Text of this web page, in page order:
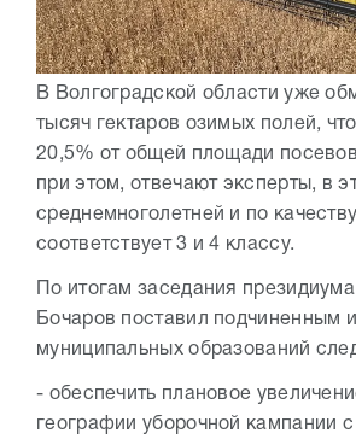
В Волгоградской области уже
тысяч гектаров озимых полей,
20,5% от общей площади
при этом, отвечают эксперты, в
среднемноголетней и по
соответствует 3 и 4 классу.
По итогам заседания
Бочаров поставил подчиненным
муниципальных образований
- обеспечить плановое
географии уборочной кампании с